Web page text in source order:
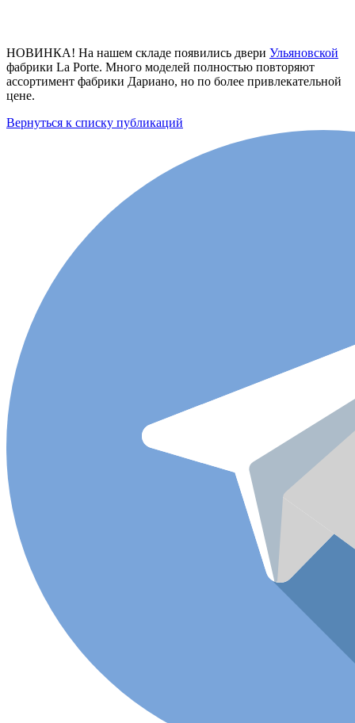
НОВИНКА! На нашем складе появились двери Ульяновской
фабрики La Porte. Много моделей полностью повторяют
ассортимент фабрики Дариано, но по более привлекательной
цене.
Вернуться к списку публикаций